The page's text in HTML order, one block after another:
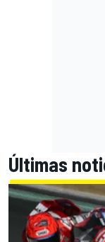
Últimas